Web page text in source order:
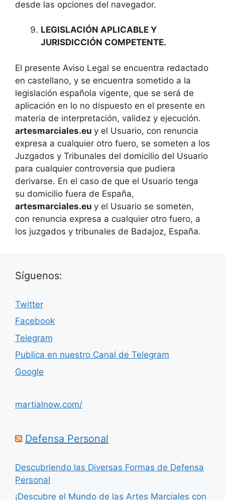
desde las opciones del navegador.
LEGISLACIÓN APLICABLE Y
JURISDICCIÓN COMPETENTE.
El presente Aviso Legal se encuentra redactado
en castellano, y se encuentra sometido a la
legislación española vigente, que se será de
aplicación en lo no dispuesto en el presente en
materia de interpretación, validez y ejecución.
artesmarciales.eu y el Usuario, con renuncia
expresa a cualquier otro fuero, se someten a los
Juzgados y Tribunales del domicilio del Usuario
para cualquier controversia que pudiera
derivarse. En el caso de que el Usuario tenga
su domicilio fuera de España,
artesmarciales.eu y el Usuario se someten,
con renuncia expresa a cualquier otro fuero, a
los juzgados y tribunales de Badajoz, España.
Síguenos:
Twitter
Facebook
Telegram
Publica en nuestro Canal de Telegram
Google
martialnow.com/
Defensa Personal
Descubriendo las Diversas Formas de Defensa
Personal
¡Descubre el Mundo de las Artes Marciales con